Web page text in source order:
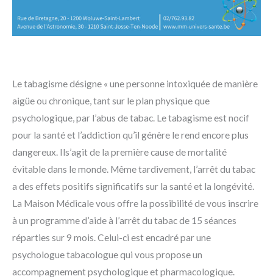
Le tabagisme désigne « une personne intoxiquée de manière
aigüe ou chronique, tant sur le plan physique que
psychologique, par l’abus de tabac. Le tabagisme est nocif
pour la santé et l’addiction qu’il génère le rend encore plus
dangereux. Ils’agit de la première cause de mortalité
évitable dans le monde. Même tardivement, l’arrêt du tabac
a des effets positifs significatifs sur la santé et la longévité.
La Maison Médicale vous offre la possibilité de vous inscrire
à un programme d’aide à l’arrêt du tabac de 15 séances
réparties sur 9 mois. Celui-ci est encadré par une
psychologue tabacologue qui vous propose un
accompagnement psychologique et pharmacologique.